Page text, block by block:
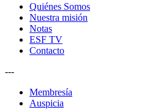
Quiénes Somos
Nuestra misión
Notas
ESF TV
Contacto
---
Membresía
Auspicia